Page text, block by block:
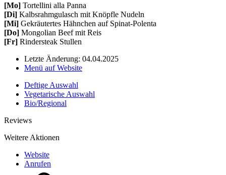
[Mo] Tortellini alla Panna
[Di] Kalbsrahmgulasch mit Knöpfle Nudeln
[Mi] Gekräutertes Hähnchen auf Spinat-Polenta
[Do] Mongolian Beef mit Reis
[Fr] Rindersteak Stullen
Letzte Änderung: 04.04.2025
Menü auf Website
Deftige Auswahl
Vegetarische Auswahl
Bio/Regional
Reviews
Weitere Aktionen
Website
Anrufen